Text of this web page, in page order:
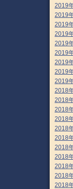
2019
2019
2019
2019
2019
2019
2019
2019
2019
2018
2018
2018
2018
2018
2018
2018
2018
2018
2018
2018